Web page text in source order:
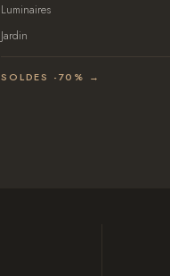
Luminaires
Jardin
SOLDES -70% →